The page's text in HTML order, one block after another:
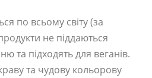
по всьому світу (за
не піддаються
та підходять для веганів.
та чудову кольорову